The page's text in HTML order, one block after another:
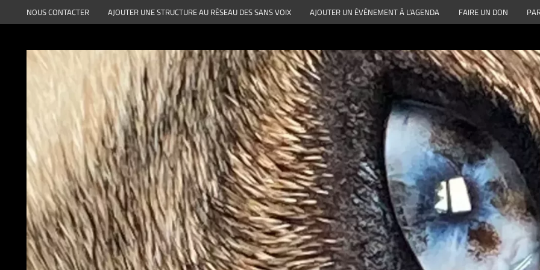
au
NOUS CONTACTER AJOUTER UNE STRUCTURE AU RÉSEAU DES SANS VOIX AJOUTER UN ÉVÉNEMENT À L’AGENDA FAIRE UN DON